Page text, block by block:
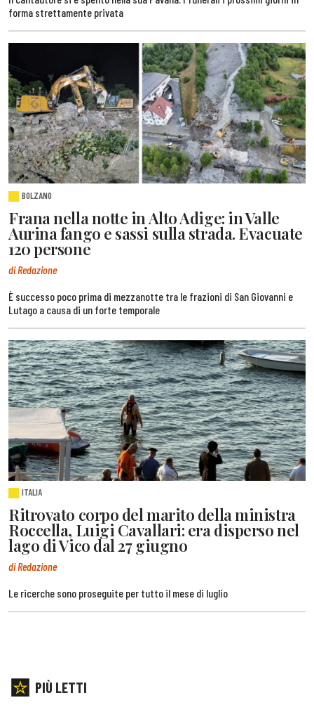
forma strettamente privata
BOLZANO
Frana nella notte in Alto Adige: in Valle
Aurina fango e sassi sulla strada. Evacuate
120 persone
di Redazione
È successo poco prima di mezzanotte tra le frazioni di San Giovanni e
Lutago a causa di un forte temporale
ITALIA
Ritrovato corpo del marito della ministra
Roccella, Luigi Cavallari: era disperso nel
lago di Vico dal 27 giugno
di Redazione
Le ricerche sono proseguite per tutto il mese di luglio
PIÙ LETTI